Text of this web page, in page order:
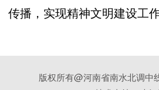
传播，实现精神文明建设工
版权所有@河南省南水北调中